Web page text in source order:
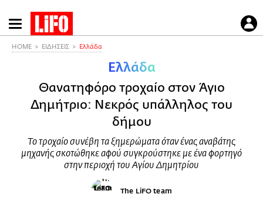
Παράκαμψη
προς
HOME ΕΙΔΗΣΕΙΣ Ελλάδα
Ελλάδα
Θανατηφόρο τροχαίο στον Άγιο
Δημήτριο: Νεκρός υπάλληλος του
δήμου
Το τροχαίο συνέβη τα ξημερώματα όταν ένας αναβάτης
μηχανής σκοτώθηκε αφού συγκρούστηκε με ένα φορτηγό
στην περιοχή του Αγίου Δημητρίου
The LiFO team